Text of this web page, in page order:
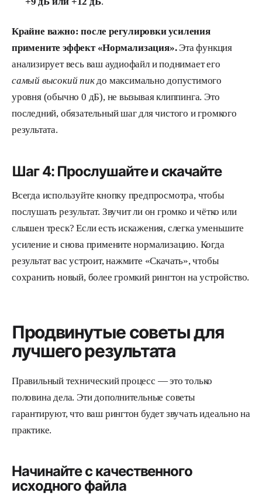
Крайне важно: после регулировки усиления
примените эффект «Нормализация».Эта функция
анализирует весь ваш аудиофайл и поднимает его
самый высокий пикдо максимально допустимого
уровня (обычно 0 дБ), не вызывая клиппинга. Это
последний, обязательный шаг для чистого и громкого
результата.
Шаг 4: Прослушайте и скачайте
Всегда используйте кнопку предпросмотра, чтобы
послушать результат. Звучит ли он громко и чётко или
слышен треск? Если есть искажения, слегка уменьшите
усиление и снова примените нормализацию. Когда
результат вас устроит, нажмите «Скачать», чтобы
сохранить новый, более громкий рингтон на устройство.
Продвинутые советы для
лучшего результата
Правильный технический процесс — это только
половина дела. Эти дополнительные советы
гарантируют, что ваш рингтон будет звучать идеально на
практике.
Начинайте с качественного
исходного файла